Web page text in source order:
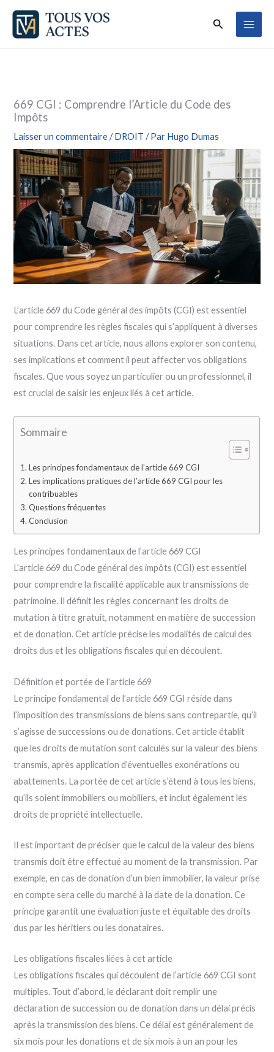
Aller
contenu
Rechercher
669 CGI : Comprendre l’Article du Code des
Impôts
Laisser un commentaire /DROIT / Par Hugo Dumas
L’article 669 du Code général des impôts (CGI) est essentiel
pour comprendre les règles fiscales qui s’appliquent à diverses
situations. Dans cet article, nous allons explorer son contenu,
ses implications et comment il peut affecter vos obligations
fiscales. Que vous soyez un particulier ou un professionnel, il
est crucial de saisir les enjeux liés à cet article.
Sommaire
Les principes fondamentaux de l’article 669 CGI
Les implications pratiques de l’article 669 CGI pour les
contribuables
Questions fréquentes
Conclusion
Les principes fondamentaux de l’article 669 CGI
L’article 669 du Code général des impôts (CGI) est essentiel
pour comprendre la fiscalité applicable aux transmissions de
patrimoine. Il définit les règles concernant les droits de
mutation à titre gratuit, notamment en matière de succession
et de donation. Cet article précise les modalités de calcul des
droits dus et les obligations fiscales qui en découlent.
Définition et portée de l’article 669
Le principe fondamental de l’article 669 CGI réside dans
l’imposition des transmissions de biens sans contrepartie, qu’il
s’agisse de successions ou de donations. Cet article établit
que les droits de mutation sont calculés sur la valeur des biens
transmis, après application d’éventuelles exonérations ou
abattements. La portée de cet article s’étend à tous les biens,
qu’ils soient immobiliers ou mobiliers, et inclut également les
droits de propriété intellectuelle.
Il est important de préciser que le calcul de la valeur des biens
transmis doit être effectué au moment de la transmission. Par
exemple, en cas de donation d’un bien immobilier, la valeur prise
en compte sera celle du marché à la date de la donation. Ce
principe garantit une évaluation juste et équitable des droits
dus par les héritiers ou les donataires.
Les obligations fiscales liées à cet article
Les obligations fiscales qui découlent de l’article 669 CGI sont
multiples. Tout d’abord, le déclarant doit remplir une
déclaration de succession ou de donation dans un délai précis
après la transmission des biens. Ce délai est généralement de
six mois pour les donations et de six mois à un an pour les